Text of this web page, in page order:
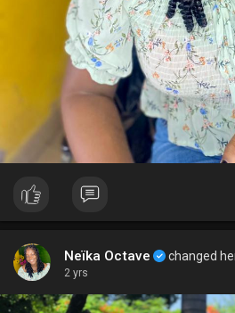
Neïka Octave changed
2 yrs